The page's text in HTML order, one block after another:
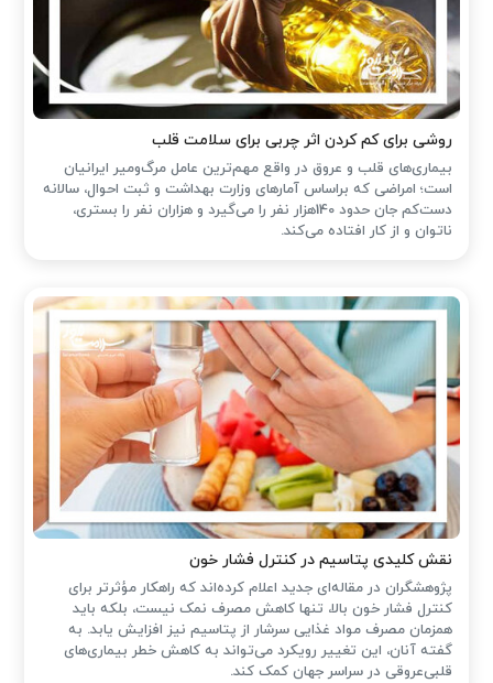
روشی برای کم کردن اثر چربی برای سلامت قلب
بیماری‌های قلب و عروق در واقع مهم‌ترین عامل مرگ‌ومیر ایرانیان
است؛ امراضی که براساس آمارهای وزارت بهداشت و ثبت احوال، سالانه
دست‌کم جان حدود 140هزار نفر را می‌گیرد و هزاران نفر را بستری،
ناتوان و از کار افتاده می‌کند.
نقش کلیدی پتاسیم در کنترل فشار خون
پژوهشگران در مقاله‌ای جدید اعلام کرده‌اند که راهکار مؤثرتر برای
کنترل فشار خون بالا، تنها کاهش مصرف نمک نیست، بلکه باید
همزمان مصرف مواد غذایی سرشار از پتاسیم نیز افزایش یابد. به
گفته آنان، این تغییر رویکرد می‌تواند به کاهش خطر بیماری‌های
قلبی‌عروقی در سراسر جهان کمک کند.